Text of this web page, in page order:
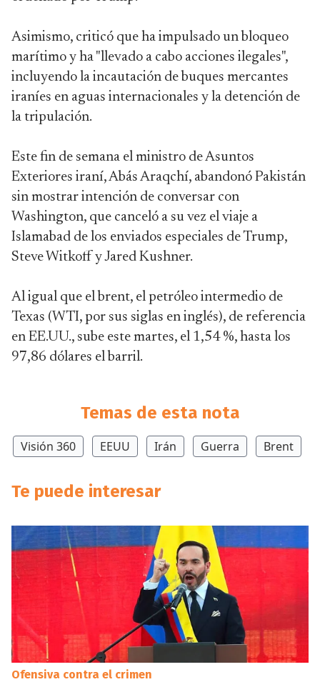
Asimismo, criticó que ha impulsado un bloqueo
marítimo y ha "llevado a cabo acciones ilegales",
incluyendo la incautación de buques mercantes
iraníes en aguas internacionales y la detención de
la tripulación.
Este fin de semana el ministro de Asuntos
Exteriores iraní, Abás Araqchí, abandonó Pakistán
sin mostrar intención de conversar con
Washington, que canceló a su vez el viaje a
Islamabad de los enviados especiales de Trump,
Steve Witkoff y Jared Kushner.
Al igual que el brent, el petróleo intermedio de
Texas (WTI, por sus siglas en inglés), de referencia
en EE.UU., sube este martes, el 1,54 %, hasta los
97,86 dólares el barril.
Temas de esta nota
Visión 360 EEUU Irán Guerra Brent
Te puede interesar
Ofensiva contra el crimen